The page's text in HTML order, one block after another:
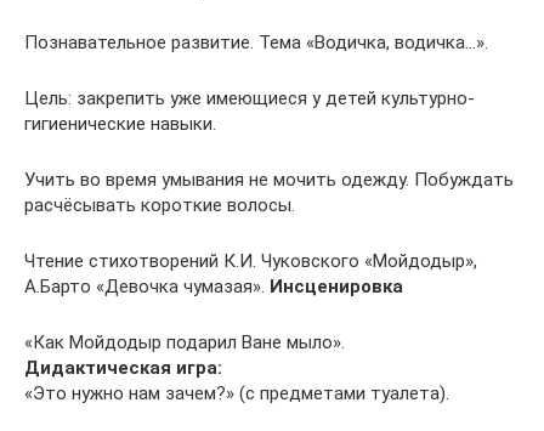
Познавательное развитие. Тема «Водичка, водичка…».
Цель: закрепить уже имеющиеся у детей культурно-
гигиенические навыки.
Учить во время умывания не мочить одежду. Побуждать
расчёсывать короткие волосы.
Чтение стихотворений К.И. Чуковского «Мойдодыр»,
А.Барто «Девочка чумазая». Инсценировка
«Как Мойдодыр подарил Ване мыло».
Дидактическая игра:
«Это нужно нам зачем?» (с предметами туалета).